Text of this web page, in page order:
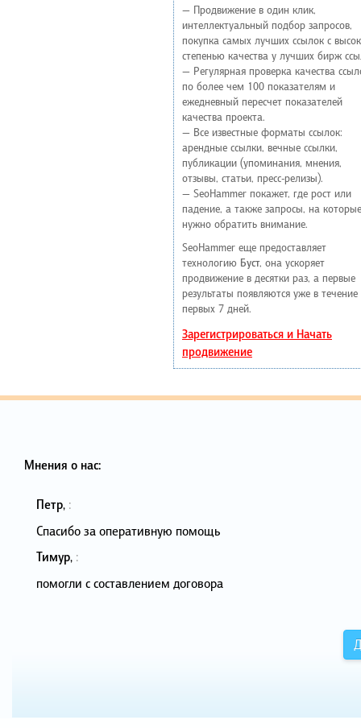
— Продвижение в один клик,
интеллектуальный подбор запросов,
покупка самых лучших ссылок с
степенью качества у лучших бирж
— Регулярная проверка качества
по более чем 100 показателям и
ежедневный пересчет показателей
качества проекта.
— Все известные форматы ссылок:
арендные ссылки, вечные ссылки,
публикации (упоминания, мнения,
отзывы, статьи, пресс-релизы).
— SeoHammer покажет, где рост или
падение, а также запросы, на которые
нужно обратить внимание.
SeoHammer еще предоставляет
технологию Буст, она ускоряет
продвижение в десятки раз, а первые
результаты появляются уже в течение
первых 7 дней.
Зарегистрироваться и Начать
продвижение
Мнения о нас:
Петр, :
Спасибо за оперативную помощь
Тимур, :
помогли с составлением договора